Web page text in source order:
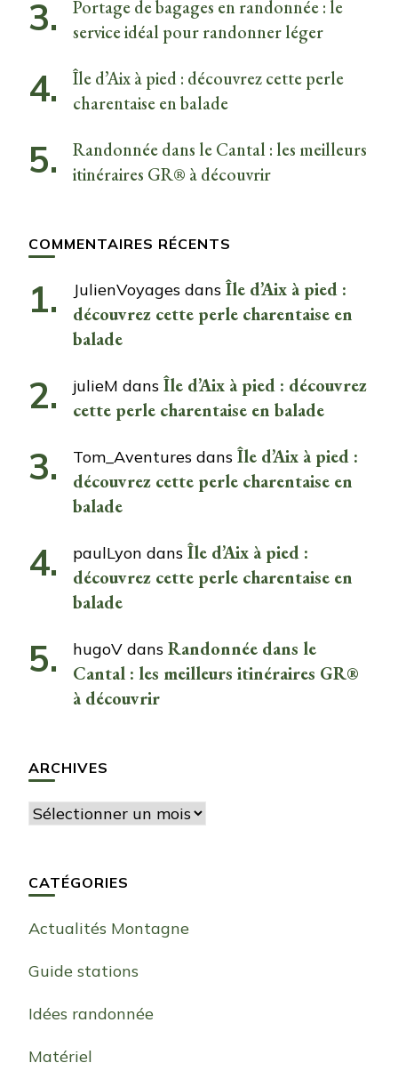
Portage de bagages en randonnée : le
service idéal pour randonner léger
Île d’Aix à pied : découvrez cette perle
charentaise en balade
Randonnée dans le Cantal : les meilleurs
itinéraires GR® à découvrir
COMMENTAIRES RÉCENTS
JulienVoyages dans Île d’Aix à pied :
découvrez cette perle charentaise en
balade
julieM dans Île d’Aix à pied : découvrez
cette perle charentaise en balade
Tom_Aventures dans Île d’Aix à pied :
découvrez cette perle charentaise en
balade
paulLyon dans Île d’Aix à pied :
découvrez cette perle charentaise en
balade
hugoV dans Randonnée dans le
Cantal : les meilleurs itinéraires GR®
à découvrir
ARCHIVES
Archives
CATÉGORIES
Actualités Montagne
Guide stations
Idées randonnée
Matériel